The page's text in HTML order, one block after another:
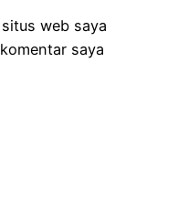
web saya
saya